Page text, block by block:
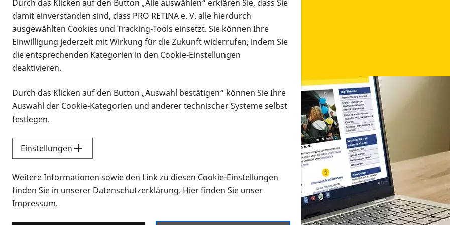
Infomaterial
Infomaterial
Vorlesen
Alle Infomaterialien in verschiedenen Formaten an
Sie möchten wissen, wie Sie nach Infonmaterial suchen und dieses bestellen bzw. herunterladen
Durch das Klicken auf den Button „Alle auswählen“ erklären Sie, dass Sie
damit einverstanden sind, dass PRO RETINA e. V. alle hierdurch
ausgewählten Cookies und Tracking-Tools einsetzt. Sie können Ihre
Einwilligung jederzeit mit Wirkung für die Zukunft widerrufen, indem Sie
die entsprechenden Kategorien in den Cookie-Einstellungen
deaktivieren.
Durch das Klicken auf den Button „Auswahl bestätigen“ können Sie Ihre
Auswahl der Cookie-Kategorien und anderer technischer Systeme selbst
festlegen.
Einstellungen
Weitere Informationen sowie den Link zu diesen Cookie-Einstellungen
finden Sie in unserer Datenschutzerklärung. Hier finden Sie unser
Impressum.